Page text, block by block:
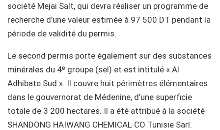
société Mejai Salt, qui devra réaliser un programme de
recherche d’une valeur estimée à 97 500 DT pendant la
période de validité du permis.
Le second permis porte également sur des substances
minérales du 4ᵉ groupe (sel) et est intitulé « Al
Adhibate Sud ». Il couvre huit périmètres élémentaires
dans le gouvernorat de Médenine, d’une superficie
totale de 3 200 hectares. Il a été attribué à la société
SHANDONG HAIWANG CHEMICAL CO Tunisie Sarl.